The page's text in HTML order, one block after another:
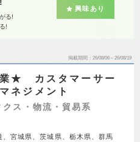
る!
!
興味あり
掲載期間 26/08/06～26/08/19
★ カスタマーサー
ネジメント
ス・物流・貿易系
、宮城県、茨城県、栃木県、群馬